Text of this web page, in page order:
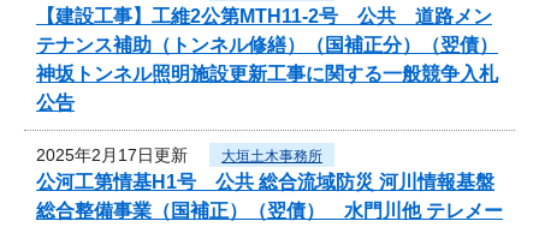
【建設工事】工維2公第MTH11-2号 公共 道路メン
テナンス補助（トンネル修繕）（国補正分）（翌債）
神坂トンネル照明施設更新工事に関する一般競争入札
公告
2025年2月17日更新 大垣土木事務所
公河工第情基H1号 公共 総合流域防災 河川情報基盤
総合整備事業（国補正）（翌債） 水門川他 テレメー